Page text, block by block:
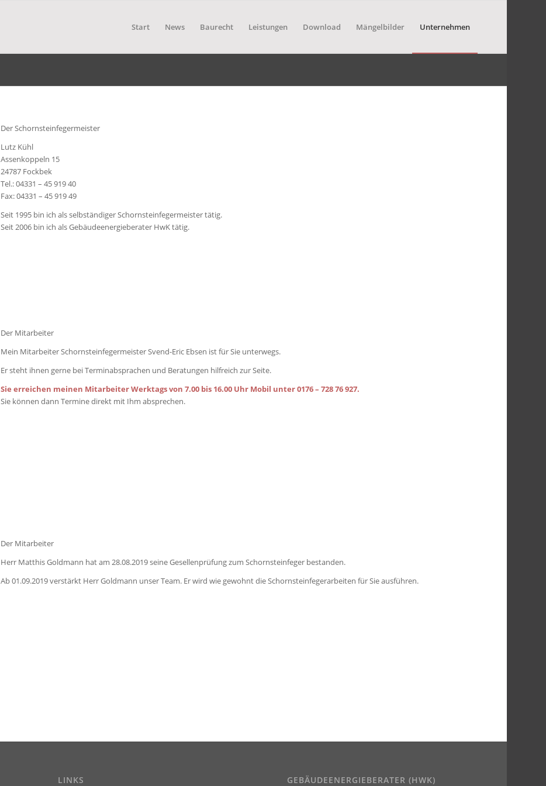
Start News Baurecht Leistungen Download Mängelbilder Unternehmen
Der Schornsteinfegermeister
Lutz Kühl
Assenkoppeln 15
24787 Fockbek
Tel.: 04331 – 45 919 40
Fax: 04331 – 45 919 49
Seit 1995 bin ich als selbständiger Schornsteinfegermeister tätig.
Seit 2006 bin ich als Gebäudeenergieberater HwK tätig.
Der Mitarbeiter
Mein Mitarbeiter Schornsteinfegermeister Svend-Eric Ebsen ist für Sie unterwegs.
Er steht ihnen gerne bei Terminabsprachen und Beratungen hilfreich zur Seite.
Sie erreichen meinen Mitarbeiter Werktags von 7.00 bis 16.00 Uhr Mobil unter 0176 – 728 76 927.
Sie können dann Termine direkt mit Ihm absprechen.
Der Mitarbeiter
Herr Matthis Goldmann hat am 28.08.2019 seine Gesellenprüfung zum Schornsteinfeger bestanden.
Ab 01.09.2019 verstärkt Herr Goldmann unser Team. Er wird wie gewohnt die Schornsteinfegerarbeiten für Sie ausführen.
LINKS GEBÄUDEENERGIEBERATER (HWK)